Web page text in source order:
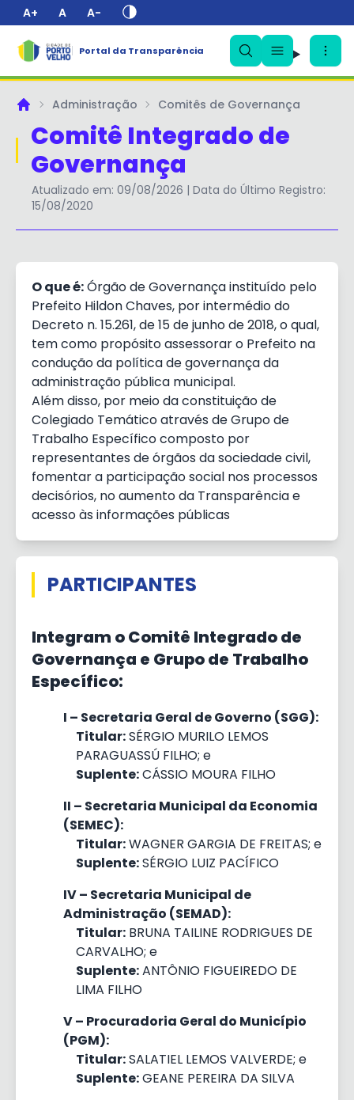
A+ A A-
Portal da Transparência
PrincipalAdministração Comitês de Governança
Comitê Integrado de
Governança
Atualizado em: 09/08/2026 | Data do Último Registro:
15/08/2020
O que é:Órgão de Governança instituído pelo
Prefeito Hildon Chaves, por intermédio do
Decreto n. 15.261, de 15 de junho de 2018, o qual,
tem como propósito assessorar o Prefeito na
condução da política de governança da
administração pública municipal.
Além disso, por meio da constituição de
Colegiado Temático através de Grupo de
Trabalho Específico composto por
representantes de órgãos da sociedade civil,
fomentar a participação social nos processos
decisórios, no aumento da Transparência e
acesso às informações públicas
PARTICIPANTES
Integram o Comitê Integrado de
Governança e Grupo de Trabalho
Específico:
I – Secretaria Geral de Governo (SGG):
Titular:SÉRGIO MURILO LEMOS
PARAGUASSÚ FILHO; e
Suplente:CÁSSIO MOURA FILHO
II – Secretaria Municipal da Economia
(SEMEC):
Titular:WAGNER GARGIA DE FREITAS; e
Suplente:SÉRGIO LUIZ PACÍFICO
IV – Secretaria Municipal de
Administração (SEMAD):
Titular: BRUNA TAILINE RODRIGUES DE
CARVALHO; e
Suplente:ANTÔNIO FIGUEIREDO DE
LIMA FILHO
V – Procuradoria Geral do Município
(PGM):
Titular:SALATIEL LEMOS VALVERDE; e
Suplente:GEANE PEREIRA DA SILVA
✕